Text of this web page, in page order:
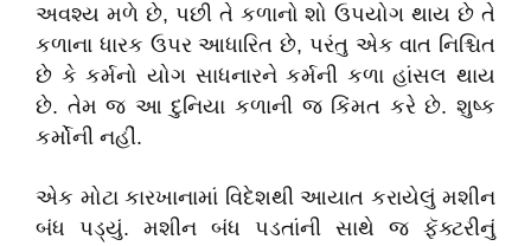
અવશ્ય મળે છે, પછી તે કળાનો શો ઉપયોગ થાય છે તે
કળાના ધારક ઉપર આધારિત છે, પરંતુ એક વાત નિશ્ચિત
છે કે કર્મનો યોગ સાધનારને કર્મની કળા હાંસલ થાય
છે. તેમ જ આ દુનિયા કળાની જ કિંમત કરે છે. શુષ્ક
કર્મોની નહીં.
એક મોટા કારખાનામાં વિદેશથી આયાત કરાયેલું મશીન
બંધ પડ્યું. મશીન બંધ પડતાંની સાથે જ ફૅક્ટરીનું